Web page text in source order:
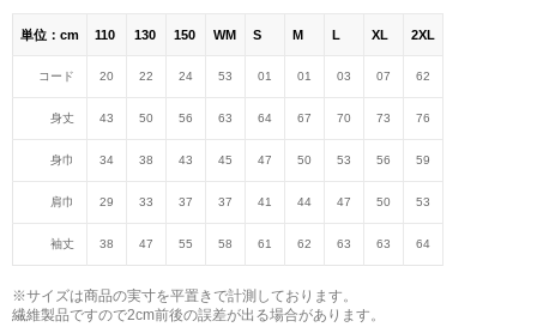
単位：cm 110 130 150 WM S M L XL 2XL
コード 20 22 24 53 01 01 03 07 62
身丈 43 50 56 63 64 67 70 73 76
身巾 34 38 43 45 47 50 53 56 59
肩巾 29 33 37 37 41 44 47 50 53
袖丈 38 47 55 58 61 62 63 63 64
※サイズは商品の実寸を平置きで計測しております。
繊維製品ですので2cm前後の誤差が出る場合があります。